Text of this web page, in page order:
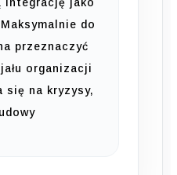
do
przeznaczyć
organizacji
się na kryzysy,